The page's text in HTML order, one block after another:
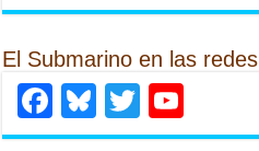
El Submarino en las redes
Facebook
Bluesky
Twitter